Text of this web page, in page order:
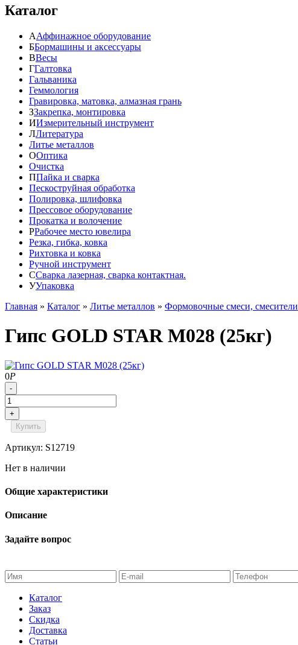
Каталог
ААффинажное оборудование
ББормашины и аксессуары
ВВесы
ГГалтовка
Гальваника
Геммология
Гравировка, матовка, алмазная грань
ЗЗакрепка, монтировка
ИИзмерительный инструмент
ЛЛитература
Литье металлов
ООптика
Очистка
ППайка и сварка
Пескоструйная обработка
Полировка, шлифовка
Прессовое оборудование
Прокатка и волочение
РРабочее место ювелира
Резка, гибка, ковка
Рихтовка и ковка
Ручной инструмент
ССварка лазерная, сварка контактная.
УУпаковка
Главная » Каталог » Литье металлов » Формовочные смеси, смесители
Гипс GOLD STAR М028 (25кг)
0Р
-
+
Купить
Артикул: S12719
Нет в наличии
Общие характеристики
Описание
Задайте вопрос
Каталог
Заказ
Скидка
Доставка
Статьи